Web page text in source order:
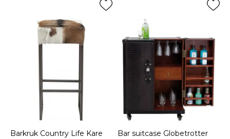
Barkruk Country Life Kare
Bar suitcase Globetrotter